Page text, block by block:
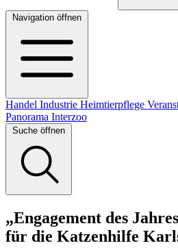
Navigation öffnen
Handel Industrie Heimtierpflege
Panorama Interzoo
Suche öffnen
„Engagement des
für die Katzenhilfe